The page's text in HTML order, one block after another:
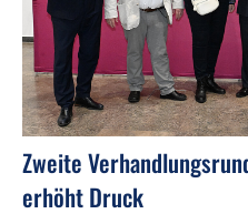
Zweite
erhöht Druck